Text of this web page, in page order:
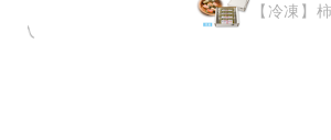
【冷凍】柿の葉寿司5種20個入